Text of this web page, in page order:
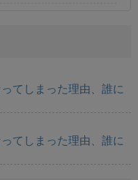
てしまった理由、誰に
てしまった理由、誰に